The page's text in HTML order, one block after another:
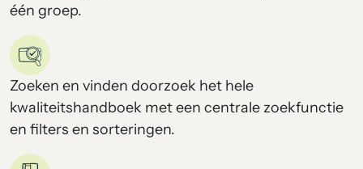
één groep.
Zoeken en vinden doorzoek het hele
kwaliteitshandboek met een centrale zoekfunctie
en filters en sorteringen.